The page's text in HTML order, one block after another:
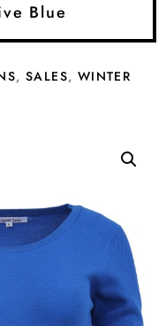
Blue
,SALES, WINTER